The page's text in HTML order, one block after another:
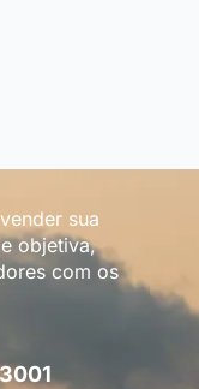
sua
objetiva,
com os